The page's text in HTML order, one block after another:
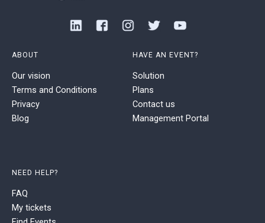
ABOUT
Our vision
Terms and Conditions
Privacy
Blog
HAVE AN EVENT?
Solution
Plans
Contact us
Management Portal
NEED HELP?
FAQ
My tickets